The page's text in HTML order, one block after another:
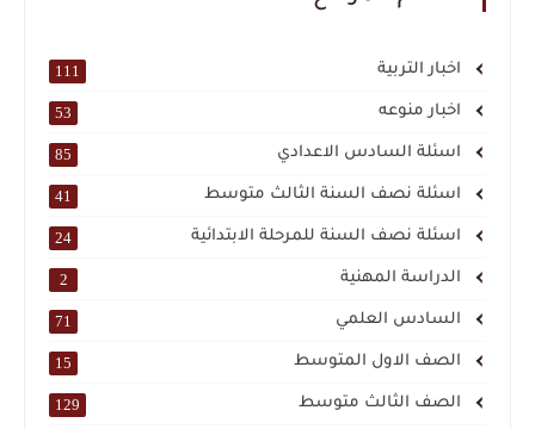
اخبار التربية 111
اخبار منوعه 53
اسئلة السادس الاعدادي 85
اسئلة نصف السنة الثالث متوسط 41
اسئلة نصف السنة للمرحلة الابتدائية 24
الدراسة المهنية 2
السادس العلمي 71
الصف الاول المتوسط 15
الصف الثالث متوسط 129